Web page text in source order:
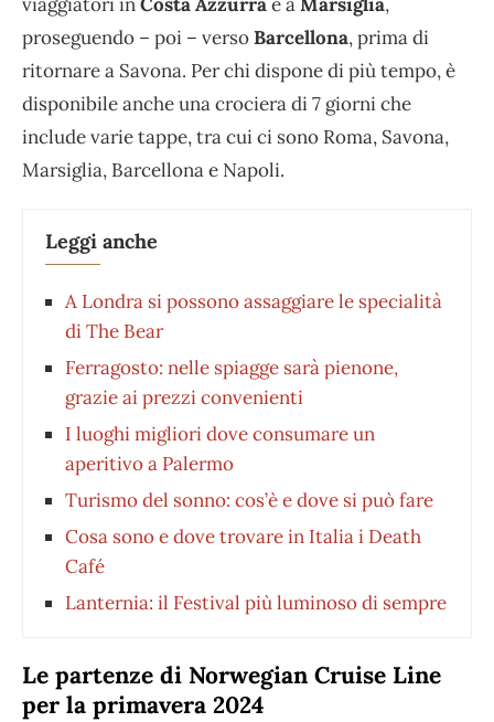
proseguendo – poi – versoBarcellona, prima di
ritornare a Savona. Per chi dispone di più tempo, è
disponibile anche una crociera di 7 giorni che
include varie tappe, tra cui ci sono Roma, Savona,
Marsiglia, Barcellona e Napoli.
Leggi anche
A Londra si possono assaggiare le specialità
di The Bear
Ferragosto: nelle spiagge sarà pienone,
grazie ai prezzi convenienti
I luoghi migliori dove consumare un
aperitivo a Palermo
Turismo del sonno: cos’è e dove si può fare
Cosa sono e dove trovare in Italia i Death
Café
Lanternia: il Festival più luminoso di sempre
Le partenze di Norwegian Cruise Line
per la primavera 2024